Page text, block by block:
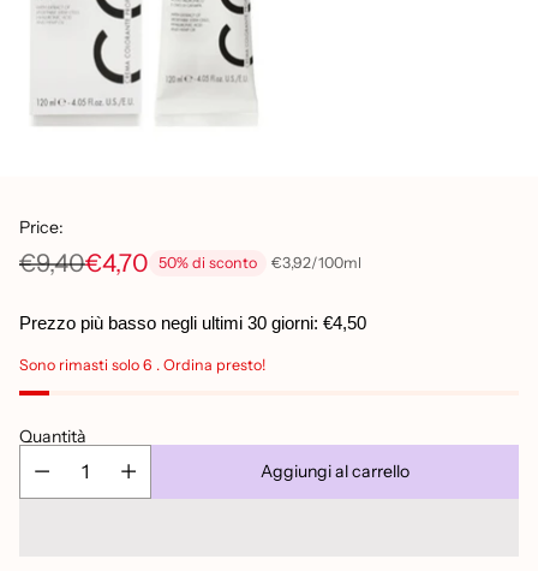
Price:
Prezzo
di
listino
€9,40€4,70 50% di sconto
Prezzo
€3,92/
per 100ml
Prezzo più basso negli ultimi 30 giorni: €4,50
Sono rimasti solo 6 . Ordina presto!
Quantità
Aggiungi al carrello